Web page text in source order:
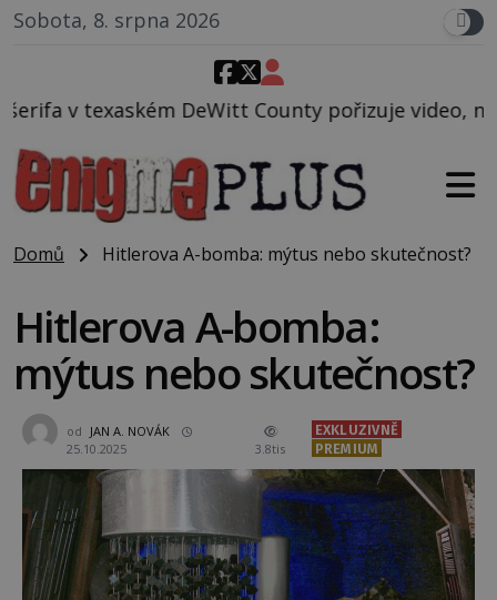
Sobota, 8. srpna 2026
DeWitt County pořizuje video, na kterém před
Domů Hitlerova A-bomba: mýtus nebo skutečnost?
Hitlerova A-bomba:
mýtus nebo skutečnost?
od JAN A. NOVÁK
25.10.2025
3.8tis
EXKLUZIVNĚ
PREMIUM